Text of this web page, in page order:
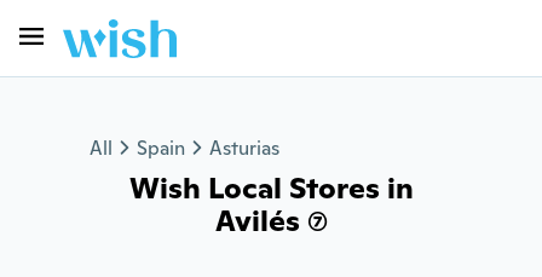
All Spain Asturias
Wish Local Stores in
Avilés (7)